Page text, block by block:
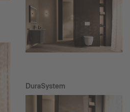
DuraSystem